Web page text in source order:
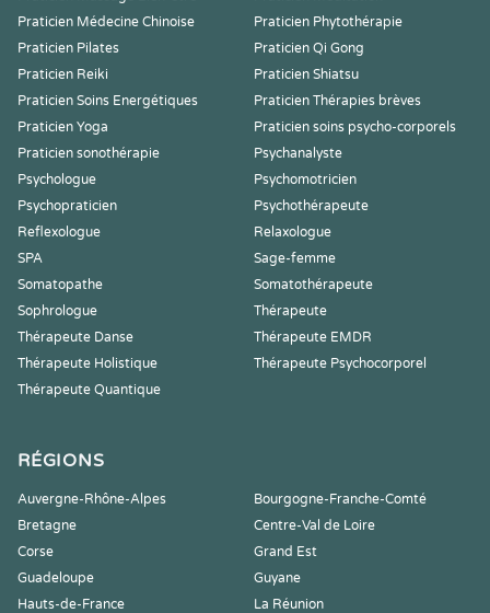
Praticien Médecine Chinoise
Praticien Phytothérapie
Praticien Pilates
Praticien Qi Gong
Praticien Reiki
Praticien Shiatsu
Praticien Soins Energétiques
Praticien Thérapies brèves
Praticien Yoga
Praticien soins psycho-corporels
Praticien sonothérapie
Psychanalyste
Psychologue
Psychomotricien
Psychopraticien
Psychothérapeute
Reflexologue
Relaxologue
SPA
Sage-femme
Somatopathe
Somatothérapeute
Sophrologue
Thérapeute
Thérapeute Danse
Thérapeute EMDR
Thérapeute Holistique
Thérapeute Psychocorporel
Thérapeute Quantique
RÉGIONS
Auvergne-Rhône-Alpes
Bourgogne-Franche-Comté
Bretagne
Centre-Val de Loire
Corse
Grand Est
Guadeloupe
Guyane
Hauts-de-France
La Réunion